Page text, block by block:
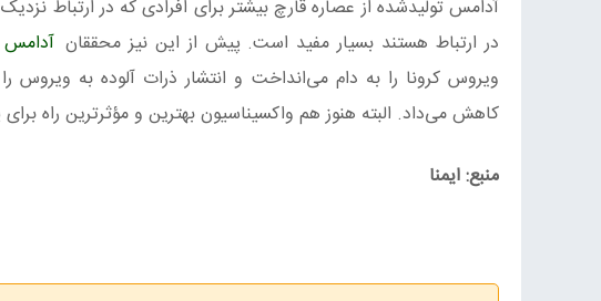
در ارتباط هستند بسیار مفید است. پیش از این نیز محققان آدامس
ویروس کرونا را به دام می‌انداخت و انتشار ذرات آلوده به
کاهش می‌داد. البته هنوز هم واکسیناسیون بهترین و مؤثرترین راه برای پیشگیری از
منبع: ایمنا